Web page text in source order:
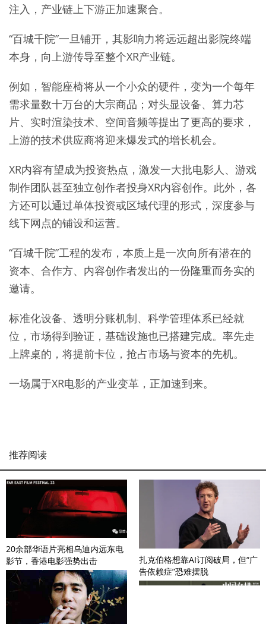
注入，产业链上下游正加速聚合。
“百城千院”一旦铺开，其影响力将远远超出影院终端
本身，向上游传导至整个XR产业链。
例如，智能座椅将从一个小众的硬件，变为一个每年
需求量数十万台的大宗商品；对头显设备、算力芯
片、实时渲染技术、空间音频等提出了更高的要求，
上游的技术供应商将迎来爆发式的增长机会。
XR内容有望成为投资热点，激发一大批电影人、游戏
制作团队甚至独立创作者投身XR内容创作。此外，各
方还可以通过单体投资或区域代理的形式，深度参与
线下网点的铺设和运营。
“百城千院”工程的发布，本质上是一次向所有潜在的
资本、合作方、内容创作者发出的一份隆重而务实的
邀请。
标准化设备、透明分账机制、科学管理体系已经就
位，市场得到验证，基础设施也已搭建完成。率先走
上牌桌的，将提前卡位，抢占市场与资本的先机。
一场属于XR电影的产业变革，正加速到来。
推荐阅读
20余部华语片亮相乌迪内远东电
影节，香港电影强势出击
扎克伯格想靠AI订阅破局，但“广
告依赖症”恐难摆脱